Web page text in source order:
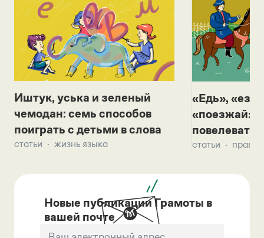
Иштук, уська и зеленый
чемодан: семь способов
поиграть с детьми в слова
статьи жизнь языка
«Едь»,
«поезжай»?
повелевать
статьи
Новые публикации Грамоты в
вашей почте